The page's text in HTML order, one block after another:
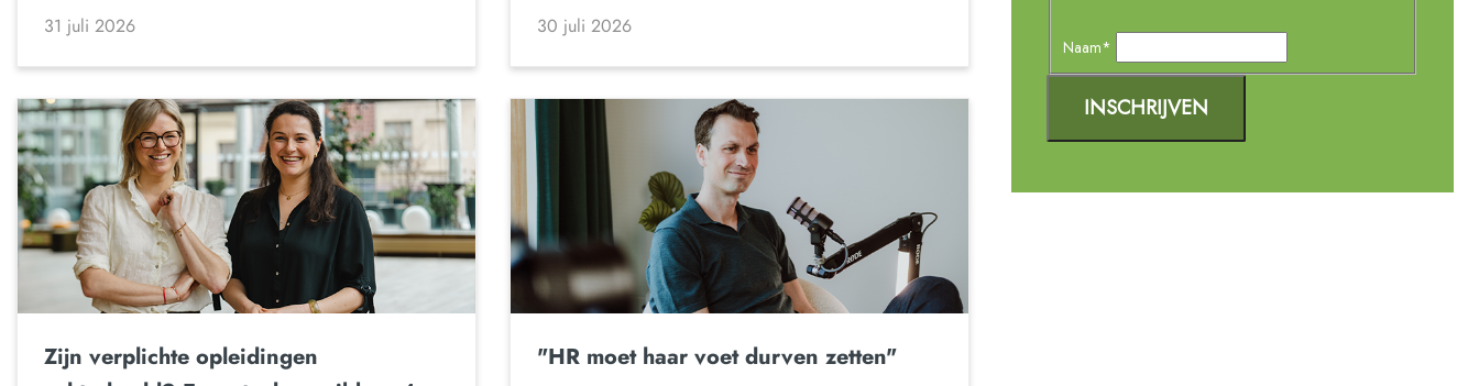
31 juli 2026 30 juli 2026
Zijn verplichte opleidingen
"HR moet haar voet durven zetten"